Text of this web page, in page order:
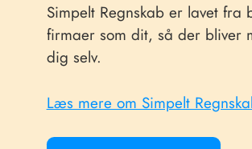
Simpelt Regnskab er lavet
firmaer som dit, så der bliver
dig selv.
Læs mere om Simpelt